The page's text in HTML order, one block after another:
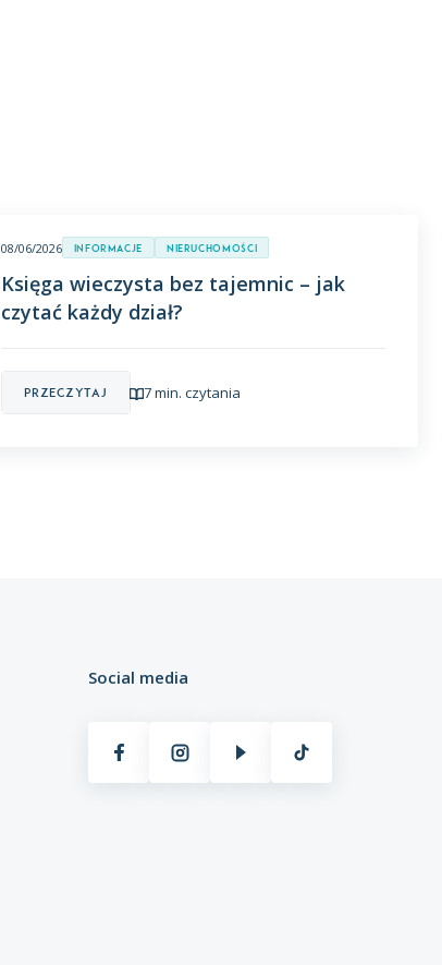
08/06/2026 Informacje Nieruchomości
Księga wieczysta bez tajemnic – jak
czytać każdy dział?
Przeczytaj 7 min. czytania
Social media